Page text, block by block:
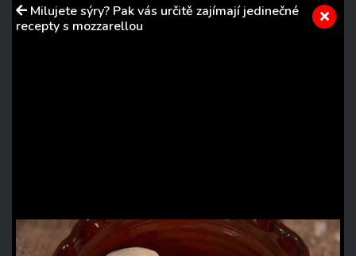
Milujete sýry? Pak vás určitě zajímají jedinečné
recepty s mozzarellou